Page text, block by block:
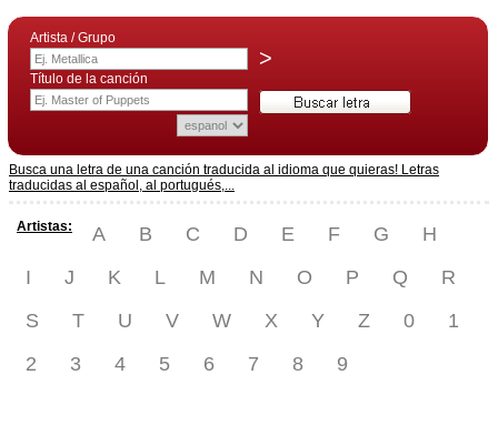
Artista / Grupo
>
Título de la canción
Busca una letra de una canción traducida al idioma que quieras! Letras
traducidas al español, al portugués,...
Artistas: A B C D E F G
H
I
J K L M N O P Q
R
S
T U V W X Y Z 0
1
2
3 4 5 6 7 8 9